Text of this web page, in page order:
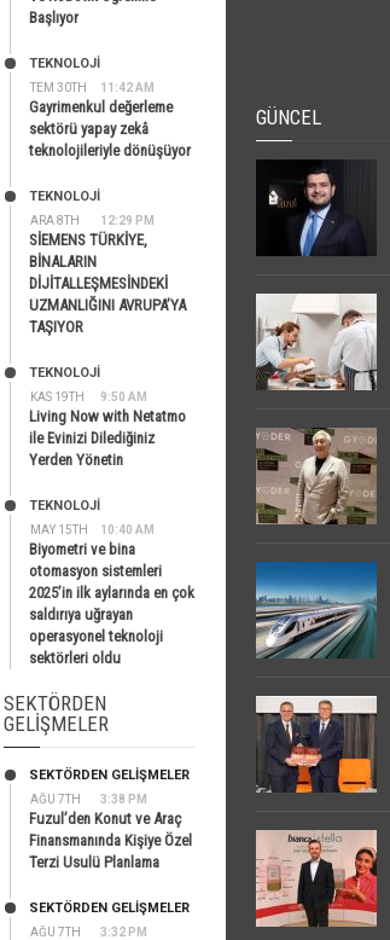
Başlıyor
TEM 30TH 11:42 AM
TEKNOLOJİ
Gayrimenkul değerleme
sektörü yapay zekâ
teknolojileriyle dönüşüyor
ARA 8TH 12:29 PM
TEKNOLOJİ
SİEMENS TÜRKİYE,
BİNALARIN
DİJİTALLEŞMESİNDEKİ
UZMANLIĞINI AVRUPA’YA
TAŞIYOR
KAS 19TH 9:50 AM
TEKNOLOJİ
Living Now with Netatmo
ile Evinizi Dilediğiniz
Yerden Yönetin
MAY 15TH 10:40 AM
TEKNOLOJİ
Biyometri ve bina
otomasyon sistemleri
2025’in ilk aylarında en çok
saldırıya uğrayan
operasyonel teknoloji
sektörleri oldu
SEKTÖRDEN
GELIŞMELER
AĞU 7TH 3:38 PM
SEKTÖRDEN GELIŞMELER
Fuzul’den Konut ve Araç
Finansmanında Kişiye Özel
Terzi Usulü Planlama
AĞU 7TH 3:32 PM
SEKTÖRDEN GELIŞMELER
GÜNCEL